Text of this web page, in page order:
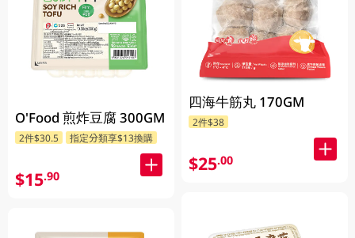
O'Food 煎炸豆腐 300GM
2件$30.5 指定分類享$13換購
$15.90
四海牛筋丸 170GM
2件$38
$25.00